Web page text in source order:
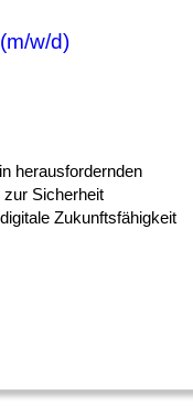
w/d)
herausfordernden
zur Sicherheit
Zukunftsfähigkeit